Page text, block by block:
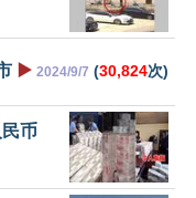
▶️ 2024/9/7 (30,824次)
币